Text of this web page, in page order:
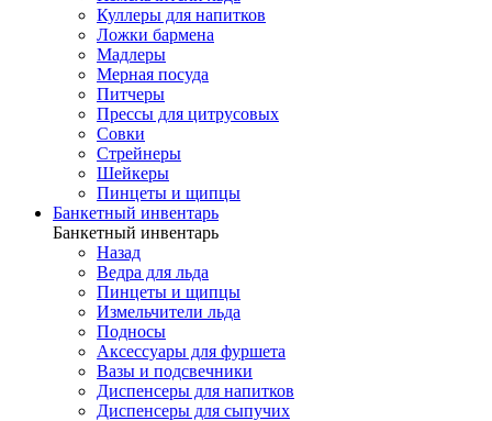
Куллеры для напитков
Ложки бармена
Мадлеры
Мерная посуда
Питчеры
Прессы для цитрусовых
Совки
Стрейнеры
Шейкеры
Пинцеты и щипцы
Банкетный инвентарь
Банкетный инвентарь
Назад
Ведра для льда
Пинцеты и щипцы
Измельчители льда
Подносы
Аксессуары для фуршета
Вазы и подсвечники
Диспенсеры для напитков
Диспенсеры для сыпучих